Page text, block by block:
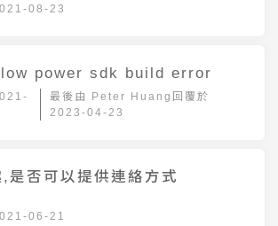
08-23
power sdk build error
最後由 Peter Huang 回覆於
2023-04-23
是否可以提供連絡方式
06-21